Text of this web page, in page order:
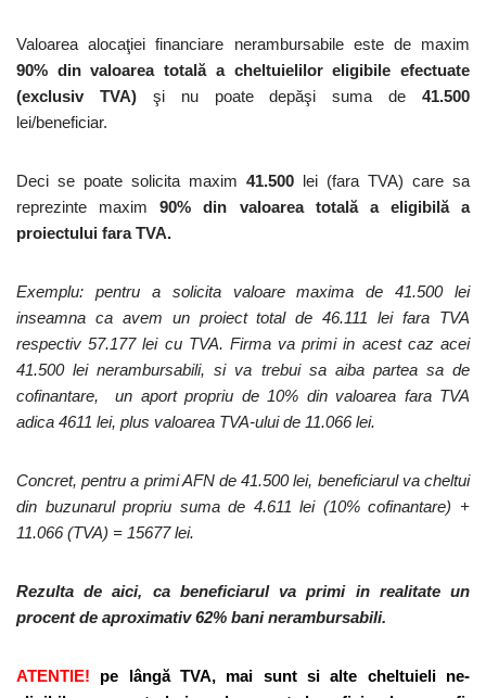
Valoarea alocaţiei financiare nerambursabile este de maxim
90% din valoarea totală a cheltuielilor eligibile efectuate
(exclusiv TVA)şi nu poate depăşi suma de 41.500
lei/beneficiar.
Deci se poate solicita maxim 41.500 lei (fara TVA) care sa
reprezinte maxim90% din valoarea totală a eligibilă a
proiectului fara TVA.
Exemplu: pentru a solicita valoare maxima de 41.500 lei
inseamna ca avem un proiect total de 46.111 lei fara TVA
respectiv 57.177 lei cu TVA. Firma va primi in acest caz acei
41.500 lei nerambursabili, si va trebui sa aiba partea sa de
cofinantare, un aport propriu de 10% din valoarea fara TVA
adica 4611 lei, plus valoarea TVA-ului de 11.066 lei.
Concret, pentru a primi AFN de 41.500 lei, beneficiarul va cheltui
din buzunarul propriu suma de 4.611 lei (10% cofinantare) +
11.066 (TVA) = 15677 lei.
Rezulta de aici, ca beneficiarul va primi in realitate un
procent de aproximativ 62% bani nerambursabili.
ATENTIE! pe lângă TVA, mai sunt si alte cheltuieli ne-